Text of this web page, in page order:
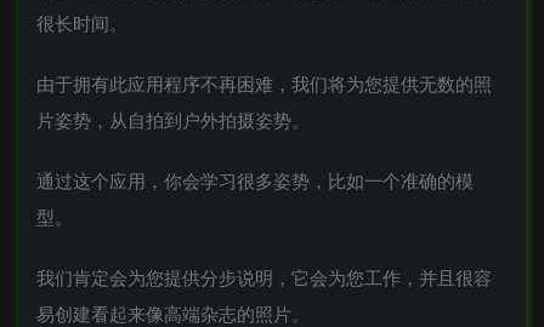
很长时间。
由于拥有此应用程序不再困难，我们将为您提供无数的照
片姿势，从自拍到户外拍摄姿势。
通过这个应用，你会学习很多姿势，比如一个准确的模
型。
我们肯定会为您提供分步说明，它会为您工作，并且很容
易创建看起来像高端杂志的照片。